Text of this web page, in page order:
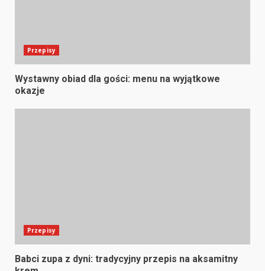
Przepisy
Wystawny obiad dla gości: menu na wyjątkowe
okazje
Przepisy
Babci zupa z dyni: tradycyjny przepis na aksamitny